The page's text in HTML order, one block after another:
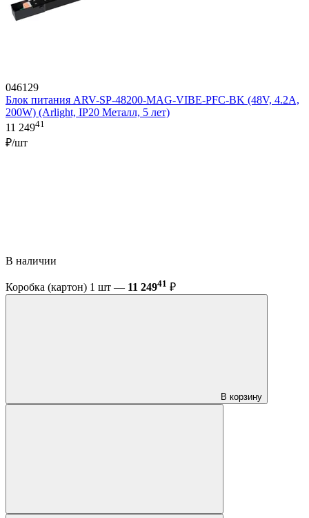
046129
Блок питания ARV-SP-48200-MAG-VIBE-PFC-BK (48V, 4.2A,
200W) (Arlight, IP20 Металл, 5 лет)
11 24941
₽/шт
В наличии
Коробка (картон) 1 шт — 11 24941 ₽
В корзину